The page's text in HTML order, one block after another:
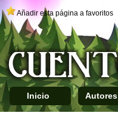
Añadir esta página a favoritos
Inicio Autores